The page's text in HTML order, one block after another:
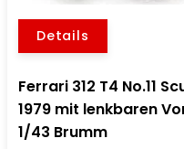
Details
Ferrari 312 T4 No.11
1979 mit lenkbaren
1/43 Brumm